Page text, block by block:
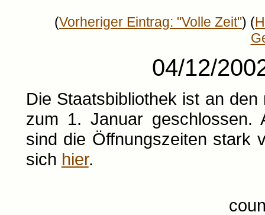
(Vorheriger Eintrag: "Volle Zeit") (
04/12/
Die Staatsbibliothek ist an
zum 1. Januar geschlossen.
sind die Öffnungszeiten stark
sich hier.